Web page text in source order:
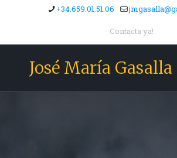
+34.659.01.51.06
Contacta ya!
José María Gasalla